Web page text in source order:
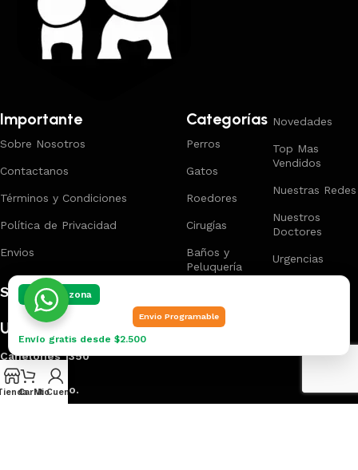
Elegí tu zona
Envio Programable
Envío gratis desde $2.500
Importante
Sobre Nosotros
Contactanos
Términos y Condiciones
Política de Privacidad
Envios
Categorías
Perros
Gatos
Roedores
Cirugías
Baños y
Peluquería
Novedades
Top Mas
Vendidos
Nuestras Redes
Nuestros
Doctores
Urgencias
Suscríbete
Ubicacion
Canelones 1350
Esquina Ejido.
CarritoMi Cuenta